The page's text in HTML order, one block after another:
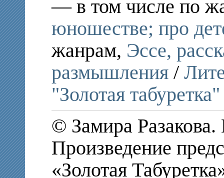
— в том числе по
юношестве; про
жанрам, Эссе,
размышления /
"Золотая табуретка"
© Замира
Произведение
«Золотая